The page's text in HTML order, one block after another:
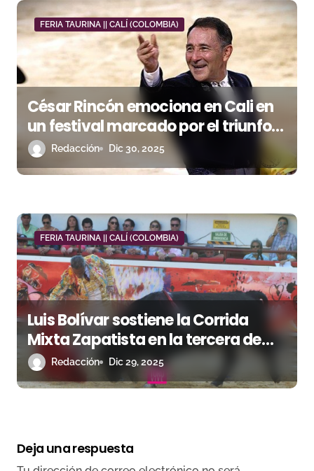
a
d
a
FERIA TAURINA || CALÍ (COLOMBIA)
César Rincón emociona en Cali en
un festival marcado por el triunfo
de Castella y Marco Pérez
Redacción Dic 30, 2025
FERIA TAURINA || CALÍ (COLOMBIA)
Luis Bolívar sostiene la Corrida
Mixta Zapatista en la tercera de
CaliRedacción Dic 29, 2025
Deja una respuesta